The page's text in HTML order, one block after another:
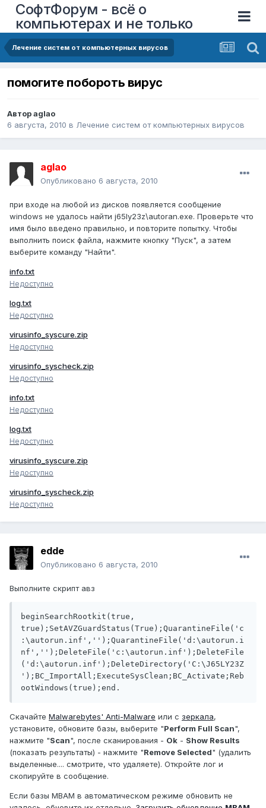
СофтФорум - всё о
компьютерах и не только
Лечение систем от компьютерных вирусов
помогите побороть вирус
Авторaglao
6 августа, 2010 в Лечение систем от компьютерных вирусов
aglao
Опубликовано 6 августа, 2010
при входе на любой из дисков появляется сообщение
windows не удалось найти j65ly23z\autoran.exe. Проверьте что
имя было введено правильно, и повторите попытку. Чтобы
выполнить поиск файла, нажмите кнопку "Пуск", а затем
выберите команду "Найти".
info.txt
Недоступно
log.txt
Недоступно
virusinfo_syscure.zip
Недоступно
virusinfo_syscheck.zip
Недоступно
info.txt
Недоступно
log.txt
Недоступно
virusinfo_syscure.zip
Недоступно
virusinfo_syscheck.zip
Недоступно
edde
Опубликовано 6 августа, 2010
Выполните скрипт авз
beginSearchRootkit(true,
true);SetAVZGuardStatus(True);QuarantineFile('c
:\autorun.inf','');QuarantineFile('d:\autorun.i
nf','');DeleteFile('c:\autorun.inf');DeleteFile
('d:\autorun.inf');DeleteDirectory('C:\J65LY23Z
');BC_ImportAll;ExecuteSysClean;BC_Activate;Reb
ootWindows(true);end.
Скачайте Malwarebytes' Anti-Malware или с зеркала,
установите, обновите базы, выберите "Perform Full Scan",
нажмите "Scan", после сканирования - Ok - Show Results
(показать результаты) - нажмите "Remove Selected" (удалить
выделенные.... смотрите, что удаляете). Откройте лог и
скопируйте в сообщение.
Если базы MBAM в автоматическом режиме обновить не